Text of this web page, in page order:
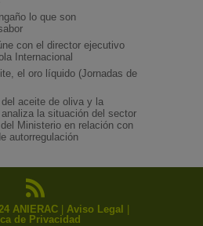
lo que son
con el director ejecutivo
Internacional
el oro líquido (Jornadas de
aceite de oliva y la
la situación del sector
Ministerio en relación con
autorregulación
ANIERAC Aviso Legal
de Privacidad